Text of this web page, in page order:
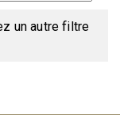
un autre filtre